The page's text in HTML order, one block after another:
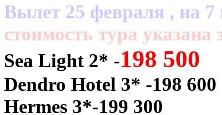
Вылет 25 февраля , на 7
cтоимость тура указана
Sea Light 2* -198 500
Dendro Hotel 3* -198 600
Hermes 3*-199 300